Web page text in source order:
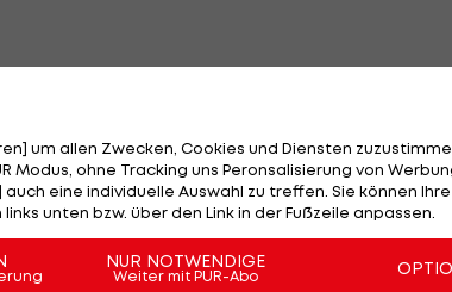
"Ich will das so nicht mehr hinnehmen
uns in den letzten Wochen präsentiert
Das werden wir ändern! Ich habe lange
umgedreht wird! Jetzt ist der Beginn des
In Österreich schreit jeder gerne nach
um allen Zwecken, Cookies und Diensten
Modus, ohne Tracking uns Peronsalisierung von
eine individuelle Auswahl zu treffen. Sie können
unten bzw. über den Link in der Fußzeile anpassen.
NUR NOTWENDIGE
Weiter mit PUR-Abo